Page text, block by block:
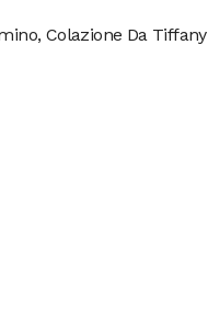
Colazione Da Tiffany